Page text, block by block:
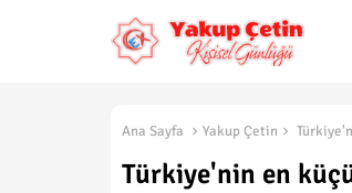
Ana Sayfa Yakup Çetin
Türkiye'nin en